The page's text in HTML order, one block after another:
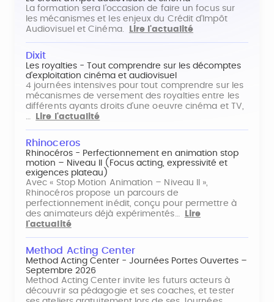
La formation sera l'occasion de faire un focus sur
les mécanismes et les enjeux du Crédit d'Impôt
Audiovisuel et Cinéma.
Lire l'actualité
Dixit
Les royalties - Tout comprendre sur les décomptes
d'exploitation cinéma et audiovisuel
4 journées intensives pour tout comprendre sur les
mécanismes de versement des royalties entre les
différents ayants droits d'une oeuvre cinéma et TV,
…
Lire l'actualité
Rhinoceros
Rhinocéros - Perfectionnement en animation stop
motion – Niveau II (Focus acting, expressivité et
exigences plateau)
Avec « Stop Motion Animation – Niveau II »,
Rhinocéros propose un parcours de
perfectionnement inédit, conçu pour permettre à
des animateurs déjà expérimentés…
Lire
l'actualité
Method Acting Center
Method Acting Center - Journées Portes Ouvertes –
Septembre 2026
Method Acting Center invite les futurs acteurs à
découvrir sa pédagogie et ses coaches, et tester